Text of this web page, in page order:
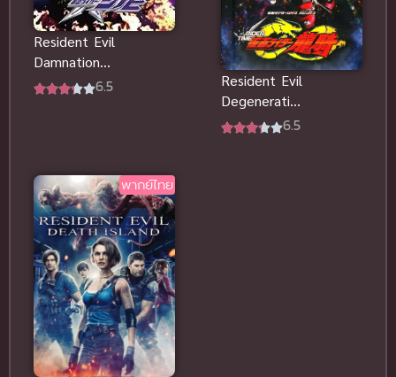
Resident Evil
Damnation
สงครามดับ6.5
Resident Evil
Degeneration
ผีชีวะสงคราม
6.5
พากย์ไทย